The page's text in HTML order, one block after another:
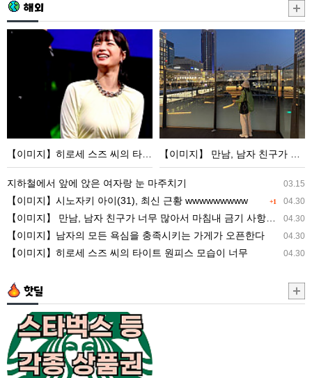
해외
【이
스
즈
의
타
이
트
피
스
습
이
너
【이미지】히로세 스즈 씨의 타이트 원피스 모습이 너무
【이
미
지】
만
남,
남
자
친【이미지】 만남, 남자 친구가 너무 많아서 마침내 금기 사항을 저지른 ww
03.15
지하철에서 앞에 앉은 여자랑 눈 마주치기
+1 04.30
【이미지】시노자키 아이(31), 최신 근황 wwwwwwwww
04.30
【이미지】 만남, 남자 친구가 너무 많아서 마침내 금기 사항을 저지른 ww
04.30
【이미지】남자의 모든 욕심을 충족시키는 가게가 오픈한다
04.30
【이미지】히로세 스즈 씨의 타이트 원피스 모습이 너무
핫딜
타
벅
스